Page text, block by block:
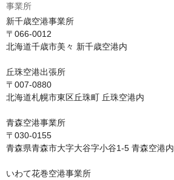
事業所
新千歳空港事業所
〒066-0012
北海道千歳市美々 新千歳空港内
丘珠空港出張所
〒007-0880
北海道札幌市東区丘珠町 丘珠空港内
青森空港事業所
〒030-0155
青森県青森市大字大谷字小谷1-5 青森空港内
いわて花巻空港事業所